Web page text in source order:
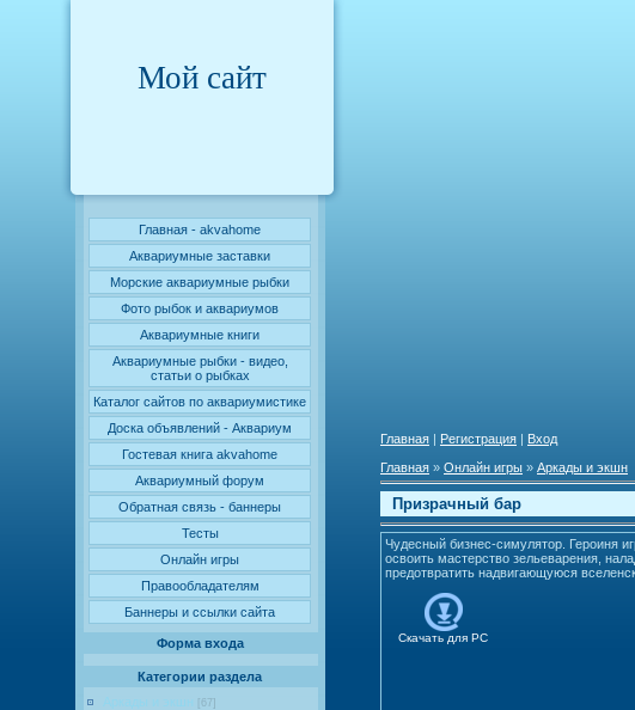
Мой сайт
Главная - akvahome
Аквариумные заставки
Морские аквариумные рыбки
Фото рыбок и аквариумов
Аквариумные книги
Аквариумные рыбки - видео,
статьи о рыбках
Каталог сайтов по аквариумистике
Доска объявлений - Аквариум
Гостевая книга akvahome
Аквариумный форум
Обратная связь - баннеры
Тесты
Онлайн игры
Правообладателям
Баннеры и ссылки сайта
Форма входа
Категории раздела
[67]
Главная | Регистрация | Вход
Главная » Онлайн игры » Аркады и экшн
Призрачный бар
Чудесный бизнес-симулятор. Героиня
освоить мастерство зельеварения,
предотвратить надвигающуюся
Скачать для PC